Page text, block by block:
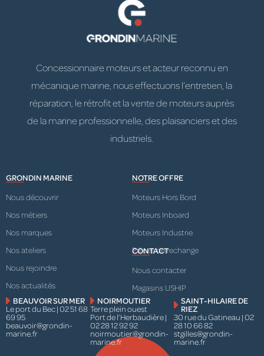
Concessionnaire moteurs et acteur reconnu en
mécanique marine, nous effectuons l’entretien, la
réparation, le rétrofit et la vente de moteurs auprès
de la marine professionnelle, des plaisanciers et des
industriels.
GRONDIN MARINE
Nous découvrir
Nos métiers
Nos marques
Nos ateliers
Nous rejoindre
Nos actualités
NOTRE OFFRE
Moteurs Hors Bord
Moteurs Inboard
Moteurs Industrie
Pièces de rechange
CONTACT
Nous contacter
Magasins USHIP
BEAUVOIR SUR MER
Le port du Bec | 02 51 68
69 95
beauvoir@grondin-
marine.fr
NOIRMOUTIER
Terre plein ouest
Port de l’Herbaudière |
02 28 12 92 92
noirmoutier@grondin-
marine.fr
SAINT-HILAIRE DE
RIEZ
30 rue du Gatineau | 02
28 10 66 82
stgilles@grondin-
marine.fr